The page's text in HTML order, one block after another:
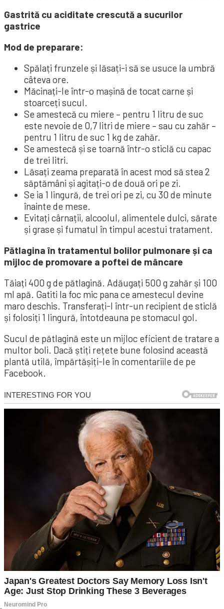
Gastrită cu aciditate crescută a sucurilor
gastrice
Mod de preparare:
Spălați frunzele și lăsați-i să se usuce la umbră
câteva ore.
Măcinați-le într-o mașină de tocat carne și
stoarceți sucul.
Se amestecă cu miere – pentru 1 litru de suc
este nevoie de 0,7 litri de miere – sau cu zahăr –
pentru 1 litru de suc 1 kg de zahăr.
Se amestecă și se toarnă într-o sticlă cu capac
de trei litri.
Lăsați zeama preparată în acest mod să stea 2
săptămâni și agitați-o de două ori pe zi.
Se ia 1 lingură, de trei ori pe zi, cu 30 de minute
înainte de mese.
Evitați cârnații, alcoolul, alimentele dulci, sărate
și grase și fumatul în timpul acestui tratament.
Pătlagina în tratamentul bolilor pulmonare și ca
mijloc de promovare a poftei de mâncare
Tăiați 400 g de pătlagină. Adăugați 500 g zahăr și 100
ml apă. Gatiti la foc mic pana ce amestecul devine
maro deschis. Transferați-l într-un recipient de sticlă
și folosiți 1 lingură, întotdeauna pe stomacul gol.
Sucul de pătlagină este un mijloc eficient de tratare a
multor boli. Dacă știți rețete bune folosind această
plantă utilă, împărtășiți-le în comentariile de pe
Facebook.